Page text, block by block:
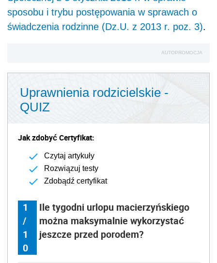
sposobu i trybu postępowania w sprawach o
świadczenia rodzinne (Dz.U. z 2013 r. poz. 3).
AUTOPROMOCJA
Uprawnienia rodzicielskie -
QUIZ
Jak zdobyć Certyfikat:
Czytaj artykuły
Rozwiązuj testy
Zdobądź certyfikat
1
/
1
0
Ile tygodni urlopu macierzyńskiego
można maksymalnie wykorzystać
jeszcze przed porodem?